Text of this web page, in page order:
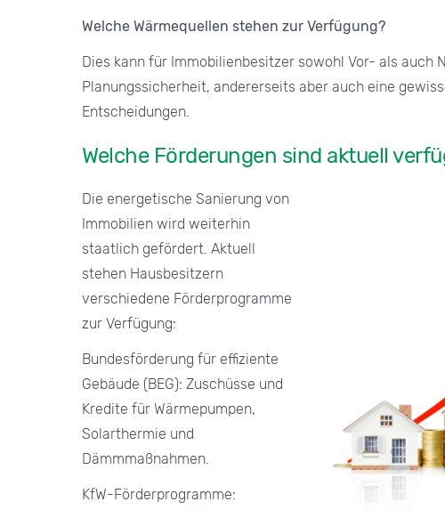
Welche Wärmequellen stehen zur Verfügung?
Dies kann für Immobilienbesitzer sowohl Vor- als auch
Planungssicherheit, andererseits aber auch eine
Entscheidungen.
Welche Förderungen sind aktuell
Die energetische Sanierung von
Immobilien wird weiterhin
staatlich gefördert. Aktuell
stehen Hausbesitzern
verschiedene Förderprogramme
zur Verfügung:
Bundesförderung für effiziente
Gebäude (BEG): Zuschüsse und
Kredite für Wärmepumpen,
Solarthermie und
Dämmmaßnahmen.
KfW-Förderprogramme: